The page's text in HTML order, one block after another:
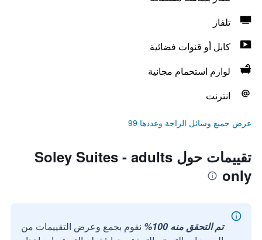
تلفاز
كابل أو قنوات فضائية
لوازم استحمام مجانية
انترنت
عرض جميع وسائل الراحة وعددها 99
تقييمات حول Soley Suites - adults
only
تم التحقق منه 100%
نقوم بجمع وعرض التقييمات من